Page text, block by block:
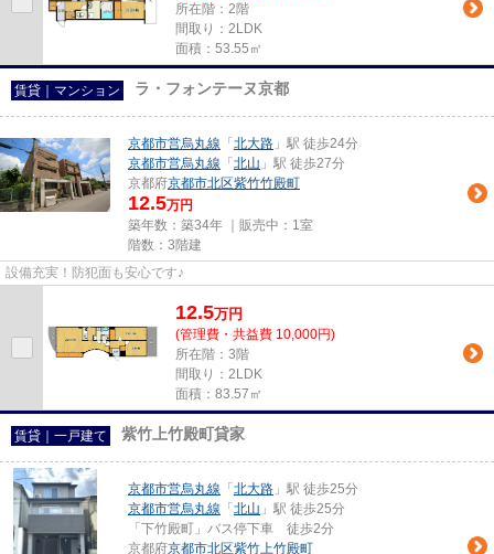
所在階：2階
間取り：2LDK
面積：53.55㎡
賃貸｜マンション ラ・フォンテーヌ京都
京都市営烏丸線 「 北大路 」駅 徒歩24分
京都市営烏丸線 「 北山 」駅 徒歩27分
京都府京都市北区紫竹竹殿町
12.5万円
築年数：築34年 ｜販売中： 1室
階数：3階建
設備充実！防犯面も安心です♪
12.5万円
(管理費・共益費 10,000円)
所在階：3階
間取り：2LDK
面積：83.57㎡
賃貸｜一戸建て 紫竹上竹殿町貸家
京都市営烏丸線 「 北大路 」駅 徒歩25分
京都市営烏丸線 「 北山 」駅 徒歩25分
「下竹殿町」バス停下車 徒歩2分
京都府京都市北区紫竹上竹殿町